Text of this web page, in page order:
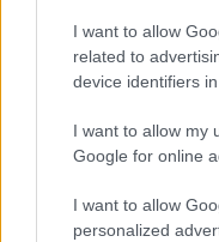
I want to allow
related to
device identifiers in
I want to allow my
Google for online
I want to allow
personalized